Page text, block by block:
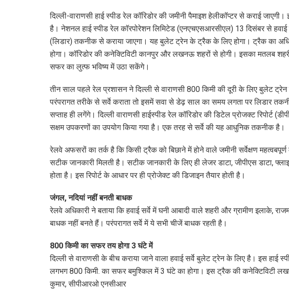
दिल्ली-वाराणसी हाई स्पीड रेल कॉरिडोर की जमीनी पैमाइश हेलीकॉप्टर से कराई
है। नेशनल हाई स्पीड रेल कॉरपोरेशन लिमिटेड (एनएचएसआरसीएल) 13 दिसंबर से हवाई
(लिडार) तकनीक से कराया जाएगा। यह बुलेट ट्रेन के ट्रैक के लिए होगा। ट्रैक का
होगा। कॉरिडोर की कनेक्टिविटी कानपुर और लखनऊ शहरों से होगी। इसका मतलब
सफर का लुत्फ भविष्य में उठा सकेंगे।
तीन साल पहले रेल प्रशासन ने दिल्ली से वाराणसी 800 किमी की दूरी के लिए बुलेट
परंपरागत तरीके से सर्वे कराता तो इसमें सवा से डेढ़ साल का समय लगता पर लिडार
सप्ताह ही लगेंगे। दिल्ली वाराणसी हाईस्पीड रेल कॉरिडोर की डिटेल प्रोजक्ट रिपोर्ट
सक्षम उपकरणों का उपयोग किया गया है। एक तरह से सर्वे की यह आधुनिक तकनीक है।
रेलवे अफसरों का तर्क है कि किसी ट्रैक को बिछाने में होने वाले जमीनी सर्वेक्षण
सटीक जानकारी मिलती है। सटीक जानकारी के लिए ही लेजर डाटा, जीपीएस डाटा,
होता है। इस रिपोर्ट के आधार पर ही प्रोजेक्ट की डिजाइन तैयार होती है।
जंगल, नदियां नहीं बनती बाधक
रेलवे अधिकारी ने बताया कि हवाई सर्वे में घनी आबादी वाले शहरी और ग्रामीण इलाके,
बाधक नहीं बनते हैं। परंपरागत सर्वे में ये सभी चीजें बाधक रहती है।
800 किमी का सफर तय होगा 3 घंटे में
दिल्ली से वाराणसी के बीच कराया जाने वाला हवाई सर्वे बुलेट ट्रेन के लिए है। इस हाई
लगभग 800 किमी. का सफर बमुश्किल में 3 घंटे का होगा। इस ट्रैक की कनेक्टिविटी
कुमार, सीपीआरओ एनसीआर